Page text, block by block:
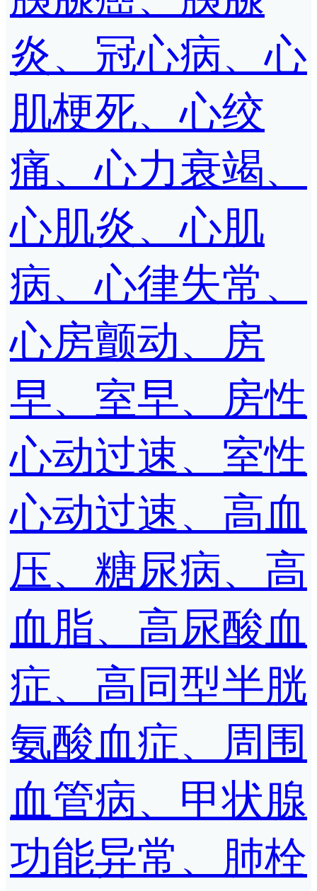
炎、冠心病、心
肌梗死、心绞
痛、心力衰竭、
心肌炎、心肌
病、心律失常、
心房颤动、房
早、室早、房性
心动过速、室性
心动过速、高血
压、糖尿病、高
血脂、高尿酸血
症、高同型半胱
氨酸血症、周围
血管病、甲状腺
功能异常、肺栓